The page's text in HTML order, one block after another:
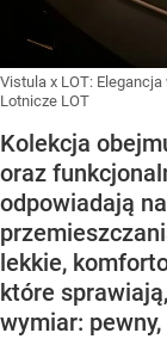
Vistula x LOT: Elegancja
Lotnicze LOT
Kolekcja
oraz
odpowiadają
lekkie,
które
wymiar: